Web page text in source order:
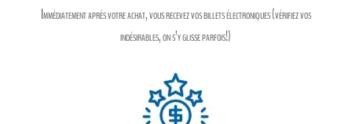
Immédiatement après votre achat, vous recevez vos billets électroniques (vérifiez vos
indésirables, on s’y glisse parfois!)